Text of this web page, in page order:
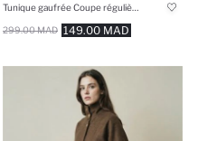
149.00 MAD
299.00 MAD